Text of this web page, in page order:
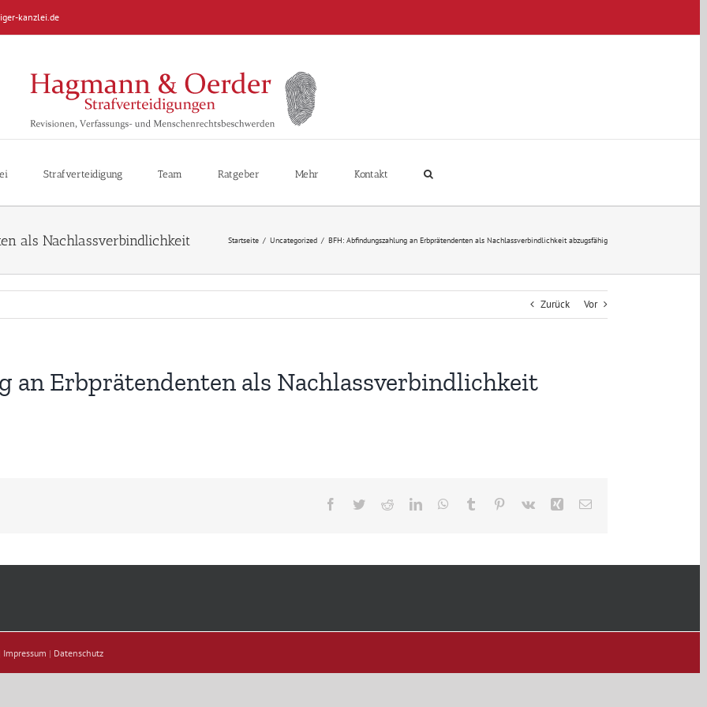
kanzlei.de
Strafverteidigung Team Ratgeber Mehr Kontakt
Startseite / Uncategorized / BFH: Abfindungszahlung an Erbprätendenten als Nachlassverbindlichkeit abzugsfähig
Zurück Vor
an Erbprätendenten als Nachlassverbindlichkeit
Facebook
TwitterRedditLinkedInWhatsApp
Tumblr Pinterest
Vk Xing E-
Impressum | Datenschutz